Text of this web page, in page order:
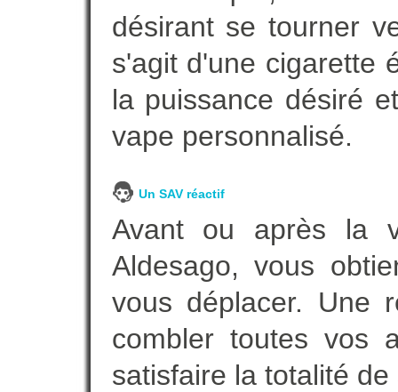
désirant se tourner
s'agit d'une cigarette
la puissance désiré
vape personnalisé.
Un SAV réactif
Avant ou après la
Aldesago, vous
vous déplacer. Une
combler toutes vos
satisfaire la totalité